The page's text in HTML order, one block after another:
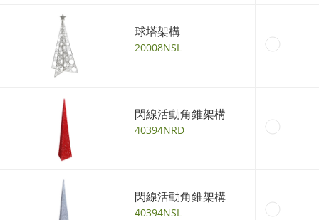
球塔架構
20008NSL
閃線活動角錐架構
40394NRD
閃線活動角錐架構
40394NSL